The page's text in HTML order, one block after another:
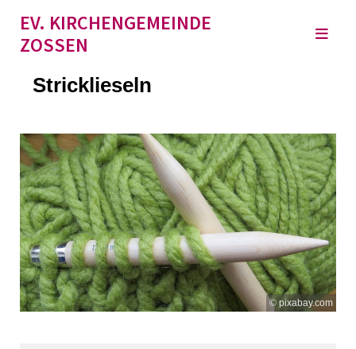
EV. KIRCHENGEMEINDE
ZOSSEN
Stricklieseln
© pixabay.com